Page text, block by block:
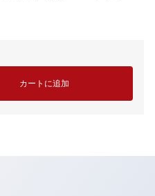
カートに追加